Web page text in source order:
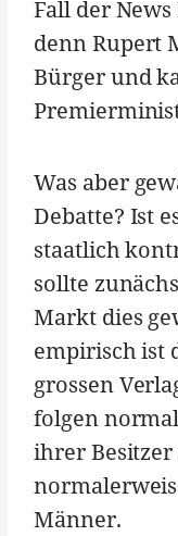
Fall der
denn Rupert
Bürger und
Was aber
Debatte? Ist
staatlich
sollte
Markt dies
empirisch ist
grossen
folgen
ihrer Besitzer
Männer.